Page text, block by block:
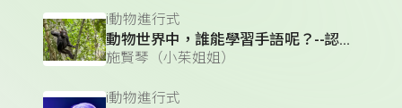
i動物進行式
動物世界中，誰能學習手語呢？--認識黑猩猩
施賢琴（小茱姐姐）
i動物進行式